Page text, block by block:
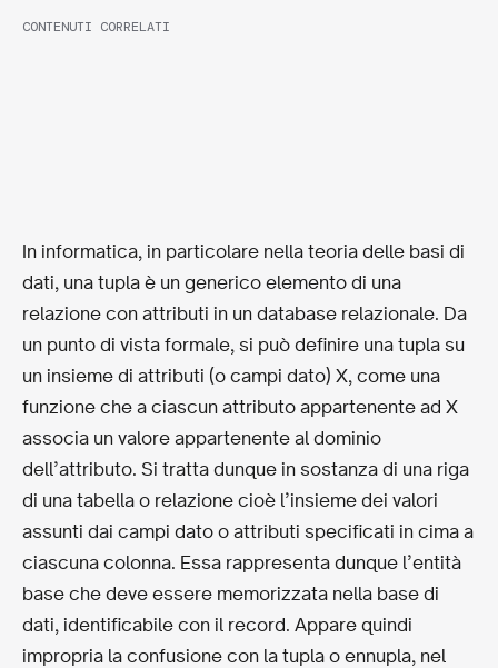
CONTENUTI CORRELATI
In informatica, in particolare nella teoria delle basi di
dati, una tupla è un generico elemento di una
relazione con attributi in un database relazionale. Da
un punto di vista formale, si può definire una tupla su
un insieme di attributi (o campi dato) X, come una
funzione che a ciascun attributo appartenente ad X
associa un valore appartenente al dominio
dell’attributo. Si tratta dunque in sostanza di una riga
di una tabella o relazione cioè l’insieme dei valori
assunti dai campi dato o attributi specificati in cima a
ciascuna colonna. Essa rappresenta dunque l’entità
base che deve essere memorizzata nella base di
dati, identificabile con il record. Appare quindi
impropria la confusione con la tupla o ennupla, nel